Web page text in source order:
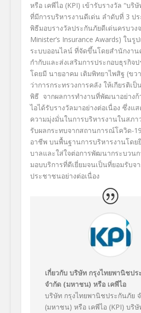
หรือ เคพีไอ (KPI) เข้ารับรางวัล “บริ
ที่มีการบริหารงานดีเด่น ลำดับที่ 3 ป
พิธีมอบรางวัลประกันภัยดีเด่นครบวง
Minister’s Insurance Awards) ในรู
ระบบออนไลน์ ที่จัดขึ้นโดยสำนักงา
กำกับและส่งเสริมการประกอบธุรกิจ
โดยมี นายอาคม เติมพิทยาไพสิฐ (ขว
ว่าการกระทรวงการคลัง ให้เกียรติเ
พิธี จากผลการทำงานที่พัฒนาอย่างก้
ไอได้รับรางวัลมาอย่างต่อเนื่อง ซึ่งแ
ความมุ่งมั่นในการบริหารงานในสภา
รับผลกระทบจากสถานการณ์โควิด-
อาชีพ บนพื้นฐานการบริหารงานโดย
บาลและใส่ใจต่อการพัฒนากระบวนก
มอบบริการที่ดีเยี่ยมจนเป็นที่ยอมรับจ
ประชาชนอย่างต่อเนื่อง
เกี่ยวกับ บริษัท กรุงไทยพานิชป
จำกัด (มหาชน) หรือ เคพีไอ
บริษัท กรุงไทยพานิชประกันภัย
(มหาชน) หรือ เคพีไอ (KPI) บริษั